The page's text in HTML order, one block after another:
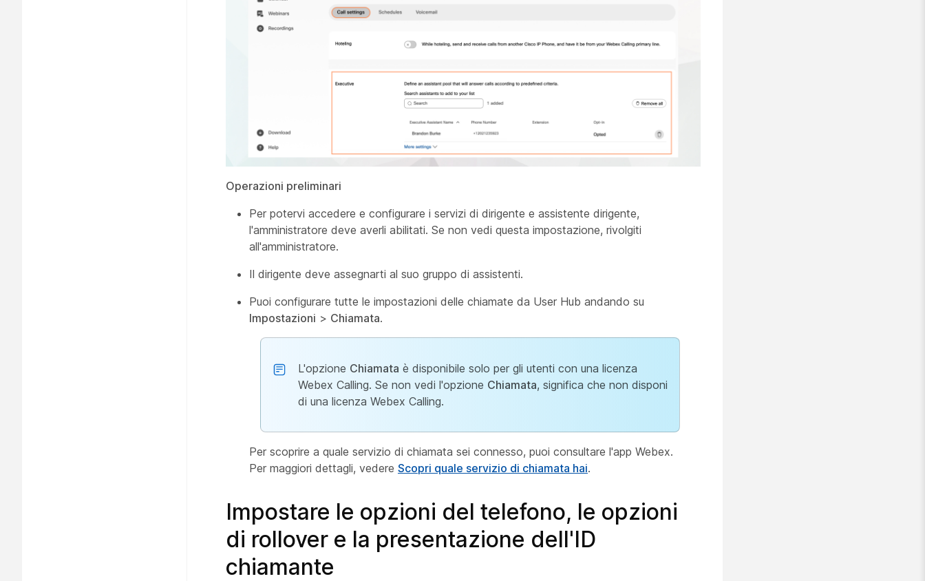
Operazioni preliminari
Per potervi accedere e configurare i servizi di dirigente e assistente dirigente,
l'amministratore deve averli abilitati. Se non vedi questa impostazione, rivolgiti
all'amministratore.
Il dirigente deve assegnarti al suo gruppo di assistenti.
Puoi configurare tutte le impostazioni delle chiamate da User Hub andando su
Impostazioni > Chiamata.
L'opzione Chiamata è disponibile solo per gli utenti con una licenza
Webex Calling. Se non vedi l'opzione Chiamata, significa che non disponi
di una licenza Webex Calling.
Per scoprire a quale servizio di chiamata sei connesso, puoi consultare l'app Webex.
Per maggiori dettagli, vedere Scopri quale servizio di chiamata hai.
Impostare le opzioni del telefono, le opzioni
di rollover e la presentazione dell'ID
chiamante